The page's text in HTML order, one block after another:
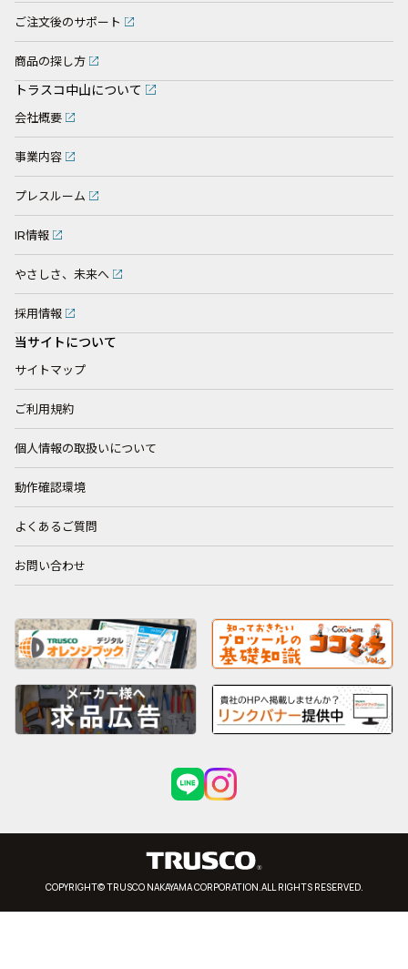
ご注文後のサポート
商品の探し方
トラスコ中山について
会社概要
事業内容
プレスルーム
IR情報
やさしさ、未来へ
採用情報
当サイトについて
サイトマップ
ご利用規約
個人情報の取扱いについて
動作確認環境
よくあるご質問
お問い合わせ
COPYRIGHT© TRUSCO NAKAYAMA CORPORATION.ALL RIGHTS RESERVED.